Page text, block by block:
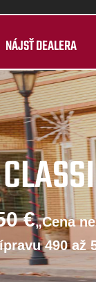
NÁJSŤ DEALERA
€„Cena
490 až